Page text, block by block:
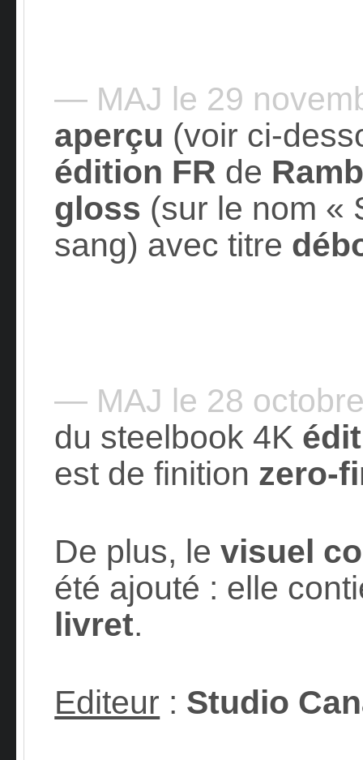
— MAJ le 29
aperçu (voir ci-
édition FR de
gloss (sur le nom «
sang) avec titre
— MAJ le 28
du steelbook 4K
est de finition zero-
De plus, levisuel
été ajouté : elle
livret.
Editeur : Studio